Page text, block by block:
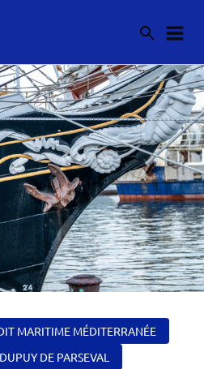
MARITIME MÉDITERRANÉE
DE PARSEVAL